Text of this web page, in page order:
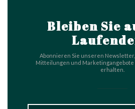
Bleiben Sie
Abonnieren Sie unseren
Mitteilungen und Marketingangebote
erhalten.